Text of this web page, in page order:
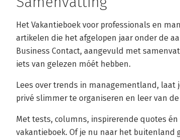
Het Vakantieboek voor professionals en
artikelen die het afgelopen jaar onder de
Business Contact, aangevuld met
iets van gelezen móét hebben.
Lees over trends in managementland, laat
privé slimmer te organiseren en leer van
Met tests, columns, inspirerende quotes
vakantieboek. Of je nu naar het